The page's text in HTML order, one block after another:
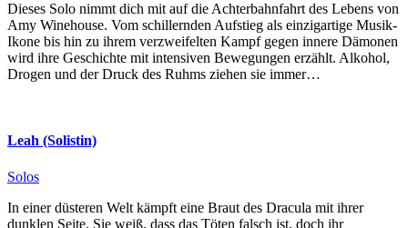
Dieses Solo nimmt dich mit auf die Achterbahnfahrt des Lebens von
Amy Winehouse. Vom schillernden Aufstieg als einzigartige Musik-
Ikone bis hin zu ihrem verzweifelten Kampf gegen innere Dämonen
wird ihre Geschichte mit intensiven Bewegungen erzählt. Alkohol,
Drogen und der Druck des Ruhms ziehen sie immer…
Leah (Solistin)
Solos
In einer düsteren Welt kämpft eine Braut des Dracula mit ihrer
dunklen Seite. Sie weiß, dass das Töten falsch ist, doch ihr